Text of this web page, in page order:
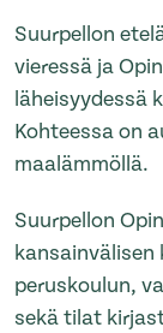
Suurpellon
vieressä ja
läheisyydessä
Kohteessa on
maalämmöllä.
Suurpellon
kansainvälisen
peruskoulun,
sekä tilat